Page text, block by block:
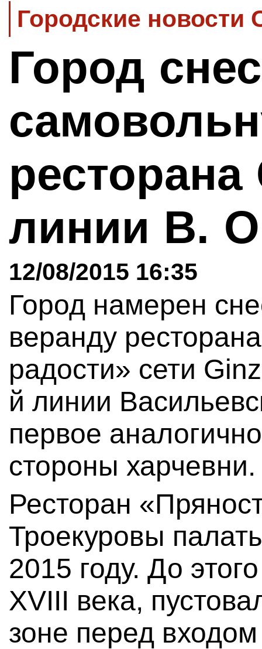
Городские новости
Город
линии В.
12/08/2015 16:35
Город намерен
веранду
радости» сети
й линии
первое
стороны харчевни.
Ресторан
Троекуровы
2015 году. До
XVIII века,
зоне перед